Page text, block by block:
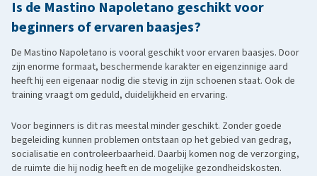
Is de Mastino Napoletano geschikt voor
beginners of ervaren baasjes?
De Mastino Napoletano is vooral geschikt voor ervaren baasjes. Door
zijn enorme formaat, beschermende karakter en eigenzinnige aard
heeft hij een eigenaar nodig die stevig in zijn schoenen staat. Ook de
training vraagt om geduld, duidelijkheid en ervaring.
Voor beginners is dit ras meestal minder geschikt. Zonder goede
begeleiding kunnen problemen ontstaan op het gebied van gedrag,
socialisatie en controleerbaarheid. Daarbij komen nog de verzorging,
de ruimte die hij nodig heeft en de mogelijke gezondheidskosten.